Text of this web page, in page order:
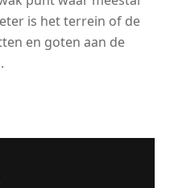
is het terrein of de
en goten aan de